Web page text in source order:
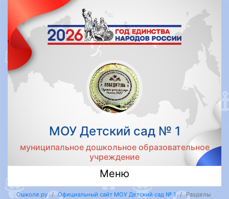
МОУ Детский сад № 1
муниципальное дошкольное образовательное
учреждение
Меню
Ошколе.ру Официальный сайт МОУ Детский сад № 1 Разделы